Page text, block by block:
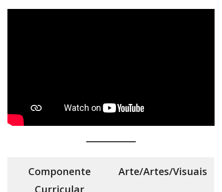
Componente
Arte/Artes/Visuais